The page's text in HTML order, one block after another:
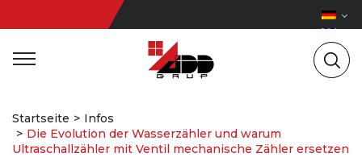
Startseite
Infos
Die Evolution der Wasserzähler und warum
Ultraschallzähler mit Ventil mechanische Zähler ersetzen